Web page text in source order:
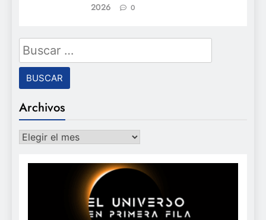
2026
0
Buscar:
Archivos
Archivos